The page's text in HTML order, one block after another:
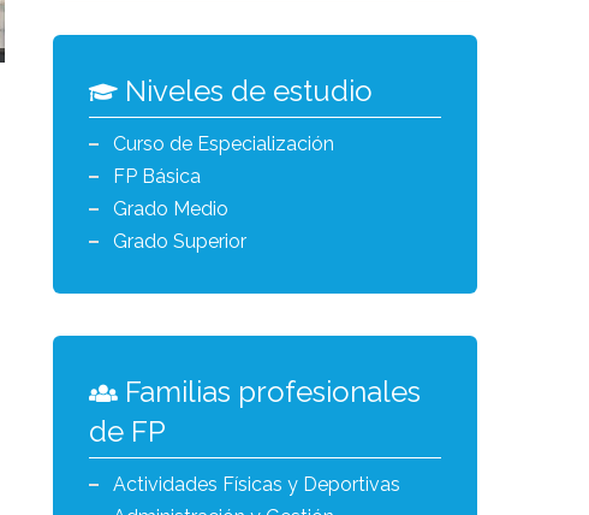
Niveles de estudio
Curso de Especialización
FP Básica
Grado Medio
Grado Superior
Familias profesionales
de FP
Actividades Físicas y Deportivas